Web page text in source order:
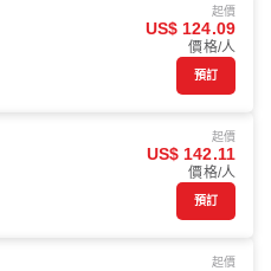
起價
US$ 124.09
價格/人
預訂
起價
US$ 142.11
價格/人
預訂
起價